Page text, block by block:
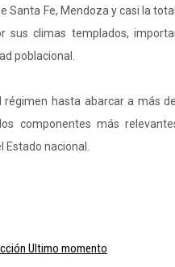
Santa Fe, Mendoza y casi la
sus climas templados,
poblacional.
régimen hasta abarcar a más
componentes más
nacional.
Ultimo momento